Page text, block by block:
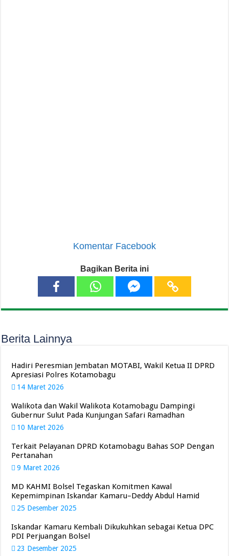
Komentar Facebook
Bagikan Berita ini
Berita Lainnya
Hadiri Peresmian Jembatan MOTABI, Wakil Ketua II DPRD
Apresiasi Polres Kotamobagu
14 Maret 2026
Walikota dan Wakil Walikota Kotamobagu Dampingi
Gubernur Sulut Pada Kunjungan Safari Ramadhan
10 Maret 2026
Terkait Pelayanan DPRD Kotamobagu Bahas SOP Dengan
Pertanahan
9 Maret 2026
MD KAHMI Bolsel Tegaskan Komitmen Kawal
Kepemimpinan Iskandar Kamaru–Deddy Abdul Hamid
25 Desember 2025
Iskandar Kamaru Kembali Dikukuhkan sebagai Ketua DPC
PDI Perjuangan Bolsel
23 Desember 2025